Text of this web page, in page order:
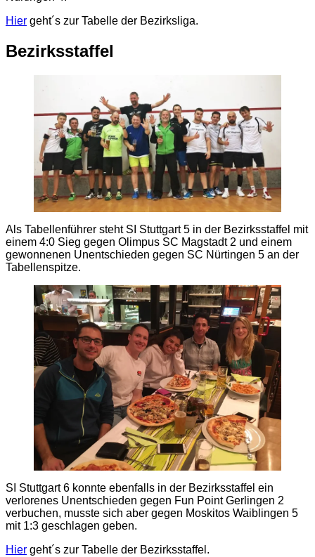
Hier geht´s zur Tabelle der Bezirksliga.
Bezirksstaffel
Als Tabellenführer steht SI Stuttgart 5 in der Bezirksstaffel mit
einem 4:0 Sieg gegen Olimpus SC Magstadt 2 und einem
gewonnenen Unentschieden gegen SC Nürtingen 5 an der
Tabellenspitze.
SI Stuttgart 6 konnte ebenfalls in der Bezirksstaffel ein
verlorenes Unentschieden gegen Fun Point Gerlingen 2
verbuchen, musste sich aber gegen Moskitos Waiblingen 5
mit 1:3 geschlagen geben.
Hier geht´s zur Tabelle der Bezirksstaffel.